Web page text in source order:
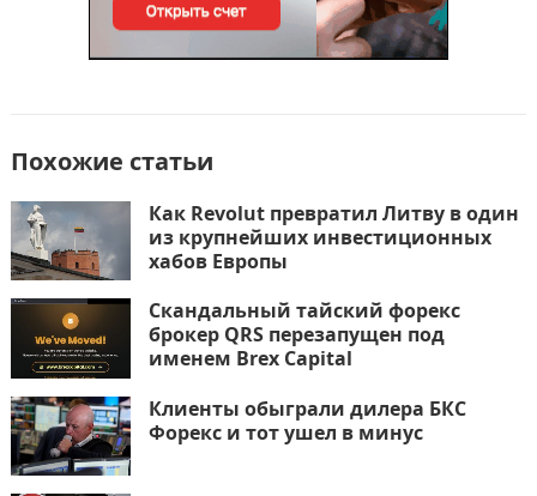
Похожие статьи
Как Revolut превратил Литву в один
из крупнейших инвестиционных
хабов Европы
Скандальный тайский форекс
брокер QRS перезапущен под
именем Brex Capital
Клиенты обыграли дилера БКС
Форекс и тот ушел в минус